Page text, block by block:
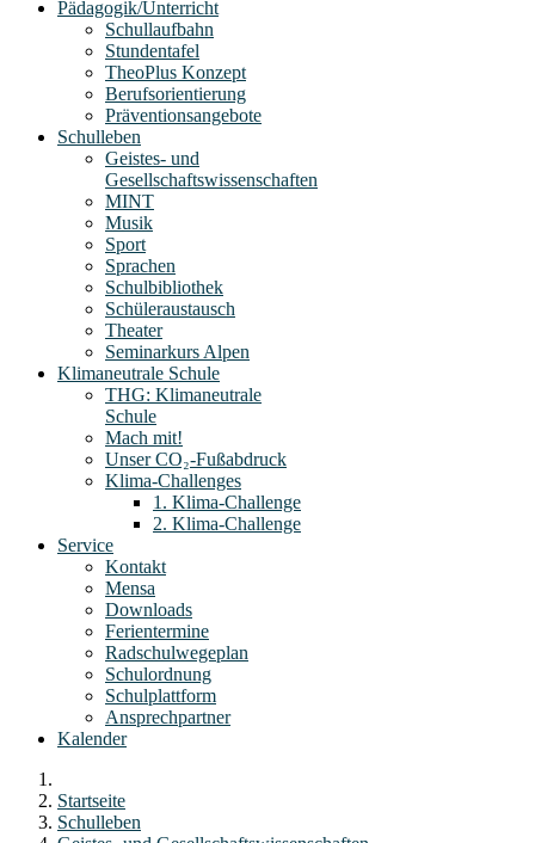
Pädagogik/Unterricht
Schullaufbahn
Stundentafel
TheoPlus Konzept
Berufsorientierung
Präventionsangebote
Schulleben
Geistes- und
Gesellschaftswissenschaften
MINT
Musik
Sport
Sprachen
Schulbibliothek
Schüleraustausch
Theater
Seminarkurs Alpen
Klimaneutrale Schule
THG: Klimaneutrale
Schule
Mach mit!
Unser CO₂-Fußabdruck
Klima-Challenges
1. Klima-Challenge
2. Klima-Challenge
Service
Kontakt
Mensa
Downloads
Ferientermine
Radschulwegeplan
Schulordnung
Schulplattform
Ansprechpartner
Kalender
Startseite
Schulleben